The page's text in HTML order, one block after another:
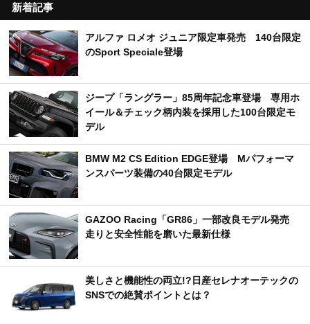
新着記事
アルファ ロメオ ジュニア限定車発売 140台限定
のSport Speciale登場
ジープ「ラングラー」85周年記念車登場 専用ホ
イール＆チェック柄内装を採用した100台限定モ
デル
BMW M2 CS Edition EDGE登場 Mパフォーマ
ンスパーツ装備の40台限定モデル
GAZOO Racing「GR86」一部改良モデル発売
走りと安全性能を磨いた最新仕様
美しさと機能性の両立!?日産セレナオーテックの
SNSでの絶賛ポイントとは？